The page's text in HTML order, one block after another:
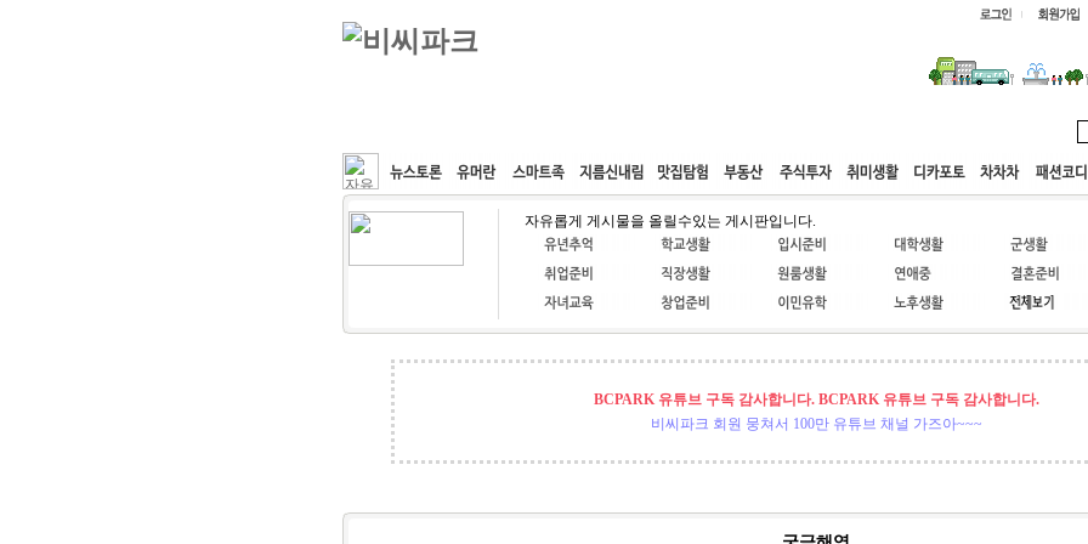
커뮤니티 속도패치 웹호스팅 공동구매 고객센터
자유롭게 게시물을 올릴수있는 게시판입니다.
BCPARK 유튜브 구독 감사합니다. BCPARK 유튜브 구독 감사합니다.
비씨파크 회원 뭉쳐서 100만 유튜브 채널 가즈아~~~